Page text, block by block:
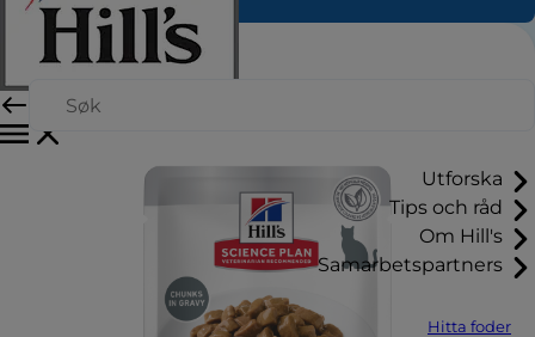
Utforska
Tips och råd
Om Hill's
Samarbetspartners
Hitta foder